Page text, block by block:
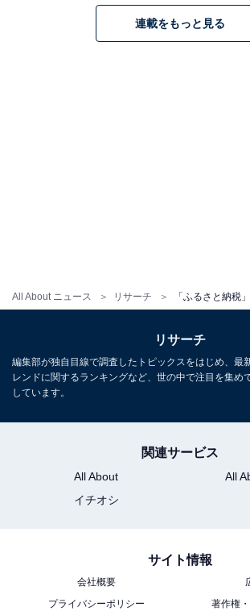
All About ニュース リサーチ
寄付受入額10〜30億円未満
1位の軽井沢町は、自治体ブランドラン
2
連載をもっと見る
リサーチ
編集部が独自目線で調査したトピックスをはじめ、最
レンドに関するランキングなど、世の中で注目を集め
しています。
関連サービス
All About
All
イチオシ
サイト情報
会社概要
プライバシーポリシー
著作権